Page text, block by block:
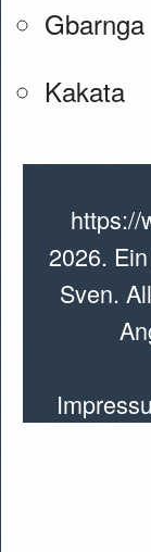
Gbarnga
Kakata
https://
2026.
Sven.